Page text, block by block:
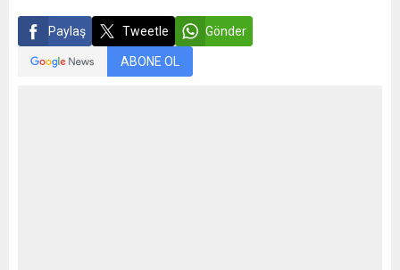
Paylaş Tweetle Gönder
ABONE OL